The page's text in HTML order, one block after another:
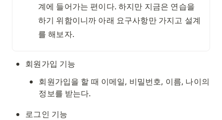
계에 들어가는 편이다. 하지만 지금은 연습을
하기 위함이니까 아래 요구사항만 가지고 설계
를 해보자.
회원가입 기능
회원가입을 할 때 이메일, 비밀번호, 이름, 나이의
정보를 받는다.
로그인 기능